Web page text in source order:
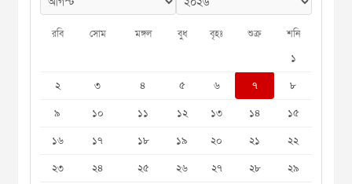
রবি সোম মঙ্গল বুধ বৃহঃ শুক্র শনি
১
২
৩ ৪ ৫ ৬ ৭
৮
৯
১০ ১১ ১২ ১৩ ১৪
১৫
১৬
১৭ ১৮ ১৯ ২০ ২১
২২
২৩
২৪ ২৫ ২৬ ২৭ ২৮
২৯